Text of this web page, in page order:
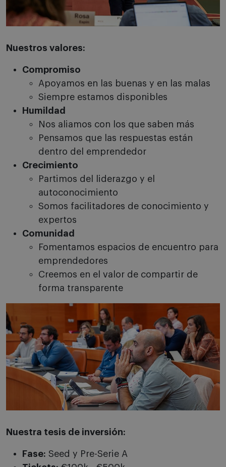
Nuestros valores:
Compromiso
Apoyamos en las buenas y en las malas
Siempre estamos disponibles
Humildad
Nos aliamos con los que saben más
Pensamos que las respuestas están
dentro del emprendedor
Crecimiento
Partimos del liderazgo y el
autoconocimiento
Somos facilitadores de conocimiento y
expertos
Comunidad
Fomentamos espacios de encuentro para
emprendedores
Creemos en el valor de compartir de
forma transparente
Nuestra tesis de inversión:
Fase: Seed y Pre-Serie A